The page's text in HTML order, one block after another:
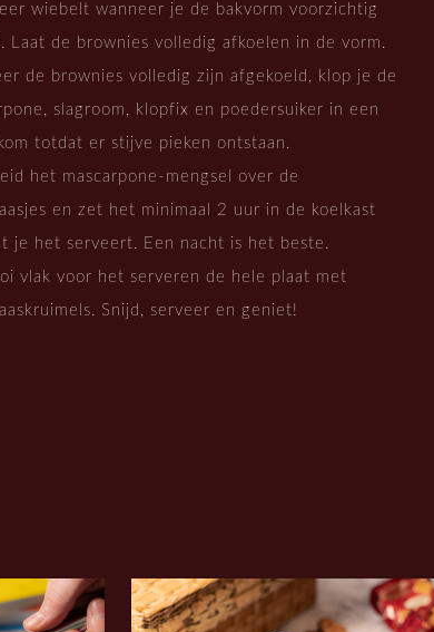
wiebelt wanneer je de bakvorm voorzichtig
Laat de brownies volledig afkoelen in de vorm.
de brownies volledig zijn afgekoeld, klop je de
slagroom, klopfix en poedersuiker in een
totdat er stijve pieken ontstaan.
het mascarpone-mengsel over de
en zet het minimaal 2 uur in de koelkast
je het serveert. Een nacht is het beste.
vlak voor het serveren de hele plaat met
Snijd, serveer en geniet!